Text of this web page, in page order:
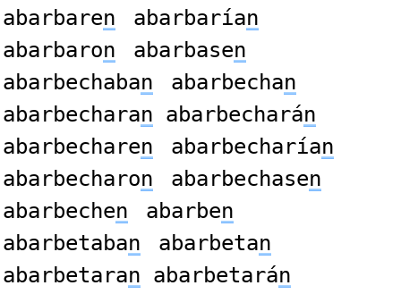
abarbaren abarbarían
abarbaron abarbasen
abarbechaban abarbechan
abarbecharan abarbecharán
abarbecharen abarbecharían
abarbecharon abarbechasen
abarbechen abarben
abarbetaban abarbetan
abarbetaran abarbetarán